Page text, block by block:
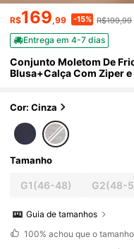
R$169,99 -15% R$199,99
Entrega em 4-7 dias
Conjunto Moletom De
Blusa+Calça Com Ziper
Cor: Cinza
Tamanho
G1(46-48) G2(48-
Guia de tamanhos
100% achou que o